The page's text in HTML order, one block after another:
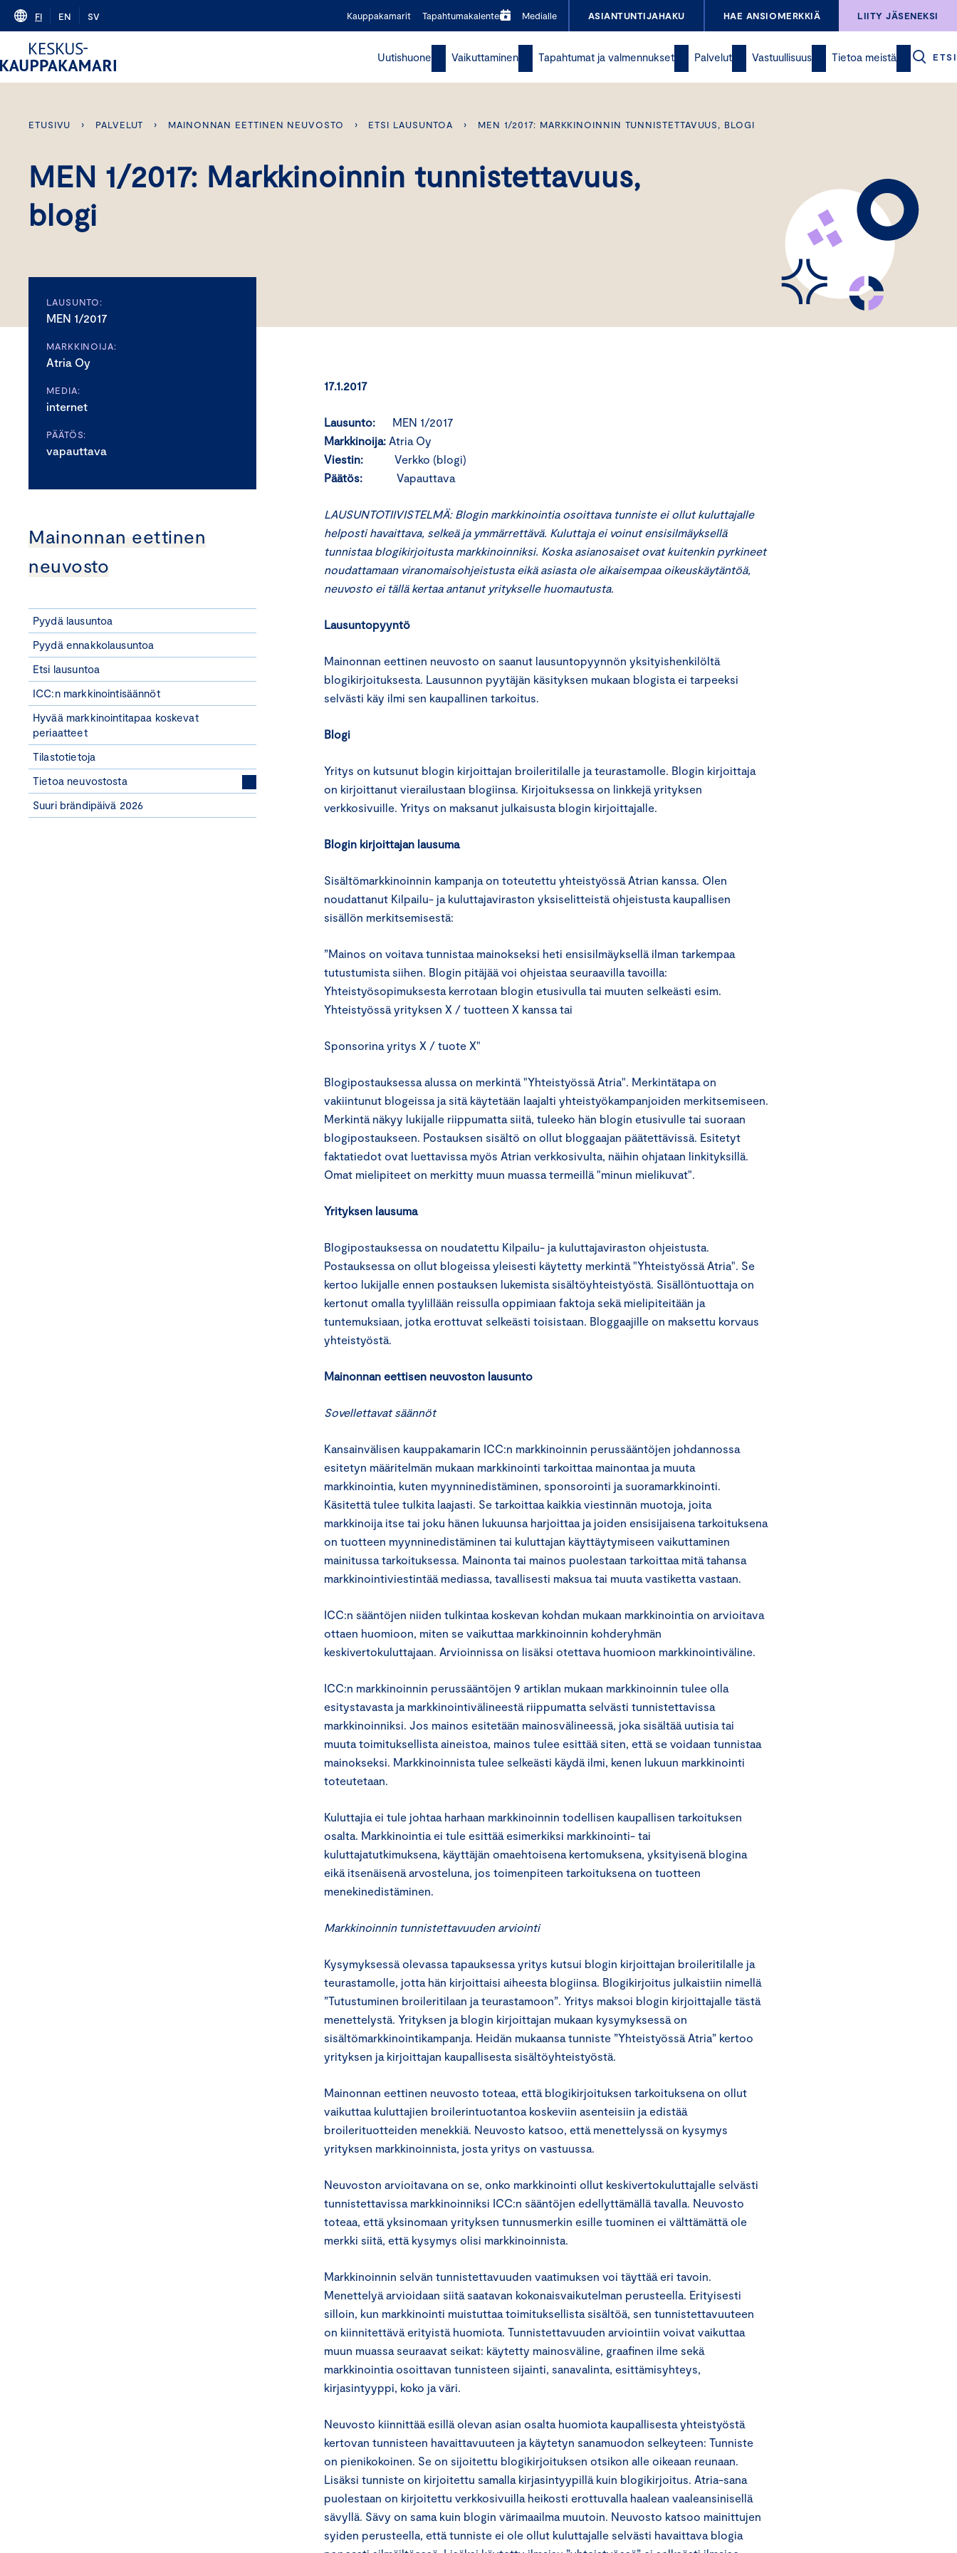
Skip
content
FI EN SV Kauppakamarit Tapahtumakalenteri Medialle ASIANTUNTIJAHAKU HAE ANSIOMERKKIÄ LIITY JÄSENEKSI
Uutishuone Vaikuttaminen Tapahtumat ja valmennukset Palvelut Vastuullisuus Tietoa meistä ETSI
ETUSIVU › PALVELUT › MAINONNAN EETTINEN NEUVOSTO › ETSI LAUSUNTOA › MEN 1/2017: MARKKINOINNIN TUNNISTETTAVUUS, BLOGI
MEN 1/2017: Markkinoinnin tunnistettavuus,
blogi
LAUSUNTO:
MEN 1/2017
MARKKINOIJA:
Atria Oy
MEDIA:
internet
PÄÄTÖS:
vapauttava
Mainonnan eettinen
neuvosto
Pyydä lausuntoa
Pyydä ennakkolausuntoa
Etsi lausuntoa
ICC:n markkinointisäännöt
Hyvää markkinointitapaa koskevat
periaatteet
Tilastotietoja
Tietoa neuvostosta
Suuri brändipäivä 2026
17.1.2017
Lausunto: MEN 1/2017
Markkinoija: Atria Oy
Viestin: Verkko (blogi)
Päätös: Vapauttava
LAUSUNTOTIIVISTELMÄ: Blogin markkinointia osoittava tunniste ei ollut kuluttajalle
helposti havaittava, selkeä ja ymmärrettävä. Kuluttaja ei voinut ensisilmäyksellä
tunnistaa blogikirjoitusta markkinoinniksi. Koska asianosaiset ovat kuitenkin pyrkineet
noudattamaan viranomaisohjeistusta eikä asiasta ole aikaisempaa oikeuskäytäntöä,
neuvosto ei tällä kertaa antanut yritykselle huomautusta.
Lausuntopyyntö
Mainonnan eettinen neuvosto on saanut lausuntopyynnön yksityishenkilöltä
blogikirjoituksesta. Lausunnon pyytäjän käsityksen mukaan blogista ei tarpeeksi
selvästi käy ilmi sen kaupallinen tarkoitus.
Blogi
Yritys on kutsunut blogin kirjoittajan broileritilalle ja teurastamolle. Blogin kirjoittaja
on kirjoittanut vierailustaan blogiinsa. Kirjoituksessa on linkkejä yrityksen
verkkosivuille. Yritys on maksanut julkaisusta blogin kirjoittajalle.
Blogin kirjoittajan lausuma
Sisältömarkkinoinnin kampanja on toteutettu yhteistyössä Atrian kanssa. Olen
noudattanut Kilpailu- ja kuluttajaviraston yksiselitteistä ohjeistusta kaupallisen
sisällön merkitsemisestä:
”Mainos on voitava tunnistaa mainokseksi heti ensisilmäyksellä ilman tarkempaa
tutustumista siihen. Blogin pitäjää voi ohjeistaa seuraavilla tavoilla:
Yhteistyösopimuksesta kerrotaan blogin etusivulla tai muuten selkeästi esim.
Yhteistyössä yrityksen X / tuotteen X kanssa tai
Sponsorina yritys X / tuote X"
Blogipostauksessa alussa on merkintä "Yhteistyössä Atria". Merkintätapa on
vakiintunut blogeissa ja sitä käytetään laajalti yhteistyökampanjoiden merkitsemiseen.
Merkintä näkyy lukijalle riippumatta siitä, tuleeko hän blogin etusivulle tai suoraan
blogipostaukseen. Postauksen sisältö on ollut bloggaajan päätettävissä. Esitetyt
faktatiedot ovat luettavissa myös Atrian verkkosivulta, näihin ohjataan linkityksillä.
Omat mielipiteet on merkitty muun muassa termeillä "minun mielikuvat".
Yrityksen lausuma
Blogipostauksessa on noudatettu Kilpailu- ja kuluttajaviraston ohjeistusta.
Postauksessa on ollut blogeissa yleisesti käytetty merkintä "Yhteistyössä Atria". Se
kertoo lukijalle ennen postauksen lukemista sisältöyhteistyöstä. Sisällöntuottaja on
kertonut omalla tyylillään reissulla oppimiaan faktoja sekä mielipiteitään ja
tuntemuksiaan, jotka erottuvat selkeästi toisistaan. Bloggaajille on maksettu korvaus
yhteistyöstä.
Mainonnan eettisen neuvoston lausunto
Sovellettavat säännöt
Kansainvälisen kauppakamarin ICC:n markkinoinnin perussääntöjen johdannossa
esitetyn määritelmän mukaan markkinointi tarkoittaa mainontaa ja muuta
markkinointia, kuten myynninedistäminen, sponsorointi ja suoramarkkinointi.
Käsitettä tulee tulkita laajasti. Se tarkoittaa kaikkia viestinnän muotoja, joita
markkinoija itse tai joku hänen lukuunsa harjoittaa ja joiden ensisijaisena tarkoituksena
on tuotteen myynninedistäminen tai kuluttajan käyttäytymiseen vaikuttaminen
mainitussa tarkoituksessa. Mainonta tai mainos puolestaan tarkoittaa mitä tahansa
markkinointiviestintää mediassa, tavallisesti maksua tai muuta vastiketta vastaan.
ICC:n sääntöjen niiden tulkintaa koskevan kohdan mukaan markkinointia on arvioitava
ottaen huomioon, miten se vaikuttaa markkinoinnin kohderyhmän
keskivertokuluttajaan. Arvioinnissa on lisäksi otettava huomioon markkinointiväline.
ICC:n markkinoinnin perussääntöjen 9 artiklan mukaan markkinoinnin tulee olla
esitystavasta ja markkinointivälineestä riippumatta selvästi tunnistettavissa
markkinoinniksi. Jos mainos esitetään mainosvälineessä, joka sisältää uutisia tai
muuta toimituksellista aineistoa, mainos tulee esittää siten, että se voidaan tunnistaa
mainokseksi. Markkinoinnista tulee selkeästi käydä ilmi, kenen lukuun markkinointi
toteutetaan.
Kuluttajia ei tule johtaa harhaan markkinoinnin todellisen kaupallisen tarkoituksen
osalta. Markkinointia ei tule esittää esimerkiksi markkinointi- tai
kuluttajatutkimuksena, käyttäjän omaehtoisena kertomuksena, yksityisenä blogina
eikä itsenäisenä arvosteluna, jos toimenpiteen tarkoituksena on tuotteen
menekinedistäminen.
Markkinoinnin tunnistettavuuden arviointi
Kysymyksessä olevassa tapauksessa yritys kutsui blogin kirjoittajan broileritilalle ja
teurastamolle, jotta hän kirjoittaisi aiheesta blogiinsa. Blogikirjoitus julkaistiin nimellä
”Tutustuminen broileritilaan ja teurastamoon”. Yritys maksoi blogin kirjoittajalle tästä
menettelystä. Yrityksen ja blogin kirjoittajan mukaan kysymyksessä on
sisältömarkkinointikampanja. Heidän mukaansa tunniste ”Yhteistyössä Atria” kertoo
yrityksen ja kirjoittajan kaupallisesta sisältöyhteistyöstä.
Mainonnan eettinen neuvosto toteaa, että blogikirjoituksen tarkoituksena on ollut
vaikuttaa kuluttajien broilerintuotantoa koskeviin asenteisiin ja edistää
broilerituotteiden menekkiä. Neuvosto katsoo, että menettelyssä on kysymys
yrityksen markkinoinnista, josta yritys on vastuussa.
Neuvoston arvioitavana on se, onko markkinointi ollut keskivertokuluttajalle selvästi
tunnistettavissa markkinoinniksi ICC:n sääntöjen edellyttämällä tavalla. Neuvosto
toteaa, että yksinomaan yrityksen tunnusmerkin esille tuominen ei välttämättä ole
merkki siitä, että kysymys olisi markkinoinnista.
Markkinoinnin selvän tunnistettavuuden vaatimuksen voi täyttää eri tavoin.
Menettelyä arvioidaan siitä saatavan kokonaisvaikutelman perusteella. Erityisesti
silloin, kun markkinointi muistuttaa toimituksellista sisältöä, sen tunnistettavuuteen
on kiinnitettävä erityistä huomiota. Tunnistettavuuden arviointiin voivat vaikuttaa
muun muassa seuraavat seikat: käytetty mainosväline, graafinen ilme sekä
markkinointia osoittavan tunnisteen sijainti, sanavalinta, esittämisyhteys,
kirjasintyyppi, koko ja väri.
Neuvosto kiinnittää esillä olevan asian osalta huomiota kaupallisesta yhteistyöstä
kertovan tunnisteen havaittavuuteen ja käytetyn sanamuodon selkeyteen: Tunniste
on pienikokoinen. Se on sijoitettu blogikirjoituksen otsikon alle oikeaan reunaan.
Lisäksi tunniste on kirjoitettu samalla kirjasintyypillä kuin blogikirjoitus. Atria-sana
puolestaan on kirjoitettu verkkosivuilla heikosti erottuvalla haalean vaaleansinisellä
sävyllä. Sävy on sama kuin blogin värimaailma muutoin. Neuvosto katsoo mainittujen
syiden perusteella, että tunniste ei ole ollut kuluttajalle selvästi havaittava blogia